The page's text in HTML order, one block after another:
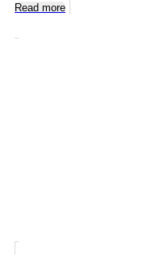
Read more